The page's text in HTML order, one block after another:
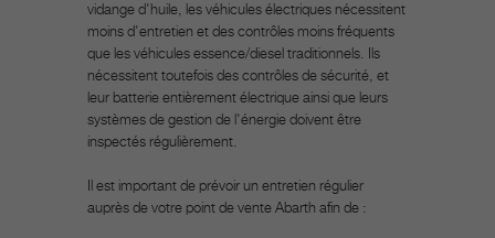
vidange d'huile, les véhicules électriques nécessitent
moins d'entretien et des contrôles moins fréquents
que les véhicules essence/diesel traditionnels. Ils
nécessitent toutefois des contrôles de sécurité, et
leur batterie entièrement électrique ainsi que leurs
systèmes de gestion de l'énergie doivent être
inspectés régulièrement.
Il est important de prévoir un entretien régulier
auprès de votre point de vente Abarth afin de :